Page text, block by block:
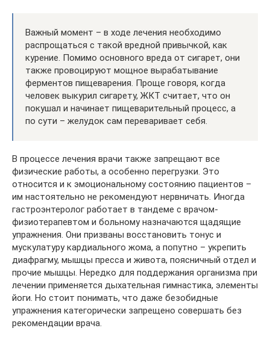
Важный момент – в ходе лечения необходимо
распрощаться с такой вредной привычкой, как
курение. Помимо основного вреда от сигарет, они
также провоцируют мощное вырабатывание
ферментов пищеварения. Проще говоря, когда
человек выкурил сигарету, ЖКТ считает, что он
покушал и начинает пищеварительный процесс, а
по сути – желудок сам переваривает себя.
В процессе лечения врачи также запрещают все
физические работы, а особенно перегрузки. Это
относится и к эмоциональному состоянию пациентов –
им настоятельно не рекомендуют нервничать. Иногда
гастроэнтеролог работает в тандеме с врачом-
физиотерапевтом и больному назначаются щадящие
упражнения. Они призваны восстановить тонус и
мускулатуру кардиального жома, а попутно – укрепить
диафрагму, мышцы пресса и живота, поясничный отдел и
прочие мышцы. Нередко для поддержания организма при
лечении применяется дыхательная гимнастика, элементы
йоги. Но стоит понимать, что даже безобидные
упражнения категорически запрещено совершать без
рекомендации врача.